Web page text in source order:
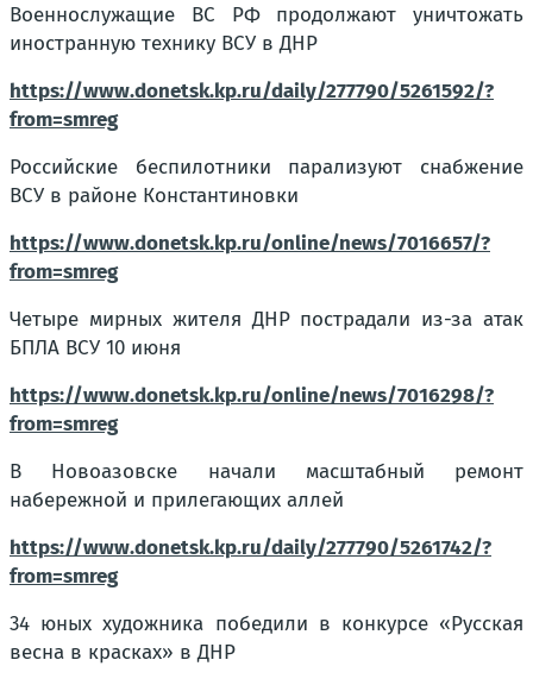
Военнослужащие ВС РФ продолжают уничтожать
иностранную технику ВСУ в ДНР
https://www.donetsk.kp.ru/daily/277790/5261592/?
from=smreg
Российские беспилотники парализуют снабжение
ВСУ в районе Константиновки
https://www.donetsk.kp.ru/online/news/7016657/?
from=smreg
Четыре мирных жителя ДНР пострадали из-за атак
БПЛА ВСУ 10 июня
https://www.donetsk.kp.ru/online/news/7016298/?
from=smreg
В Новоазовске начали масштабный ремонт
набережной и прилегающих аллей
https://www.donetsk.kp.ru/daily/277790/5261742/?
from=smreg
34 юных художника победили в конкурсе «Русская
весна в красках» в ДНР